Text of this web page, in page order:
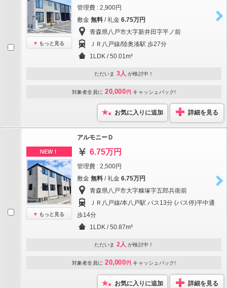
もっと見る
管理費 : 2,900円
敷金 無料 / 礼金 6.75万円
青森県八戸市大字新井田字平ノ前
ＪＲ八戸線/陸奥湊駅 歩27分
1LDK / 50.01m²
ただいま 3人 が検討中！
対象者全員に 20,000 円 キャッシュバック!
お気に入りに追加 詳細を見る
NEW！
もっと見る
アルモニーＤ
6.75万円
管理費 : 2,500円
敷金 無料 / 礼金 6.75万円
青森県八戸市大字糠塚字五郎兵衛前
ＪＲ八戸線/本八戸駅 バス13分 (バス停)平中通
歩14分
1LDK / 50.87m²
ただいま 2人 が検討中！
対象者全員に 20,000 円 キャッシュバック!
お気に入りに追加 詳細を見る